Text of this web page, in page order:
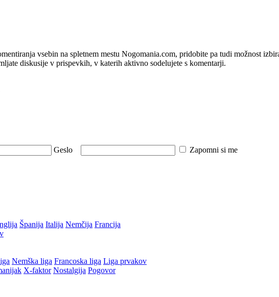
vsebin na spletnem mestu Nogomania.com, pridobite pa tudi možnost
diskusije v prispevkih, v katerih aktivno sodelujete s komentarji.
Geslo Zapomni si me
Španija Italija Nemčija Francija
Nemška liga Francoska liga Liga prvakov
X-faktor Nostalgija Pogovor